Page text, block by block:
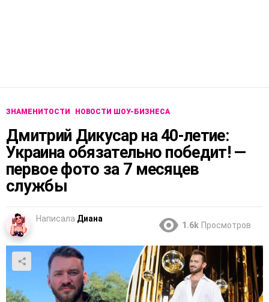
ЗНАМЕНИТОСТИ НОВОСТИ ШОУ-БИЗНЕСА
Дмитрий Дикусар на 40-летие:
Украина обязательно победит! —
первое фото за 7 месяцев
службы
Написала Диана
1.6k Просмотров